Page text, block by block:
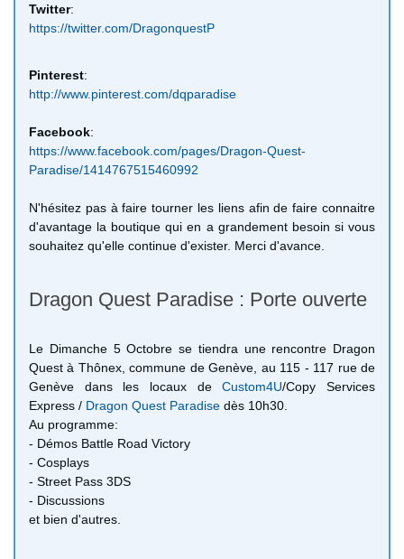
Twitter:
https://twitter.com/DragonquestP
Pinterest:
http://www.pinterest.com/dqparadise
Facebook:
https://www.facebook.com/pages/Dragon-Quest-
Paradise/1414767515460992
N'hésitez pas à faire tourner les liens afin de faire connaitre
d'avantage la boutique qui en a grandement besoin si vous
souhaitez qu'elle continue d'exister. Merci d'avance.
Dragon Quest Paradise : Porte ouverte
Le Dimanche 5 Octobre se tiendra une rencontre Dragon
Quest à Thônex, commune de Genève, au 115 - 117 rue de
Genève dans les locaux deCustom4U/Copy Services
Express / Dragon Quest Paradise dès 10h30.
Au programme:
- Démos Battle Road Victory
- Cosplays
- Street Pass 3DS
- Discussions
et bien d'autres.